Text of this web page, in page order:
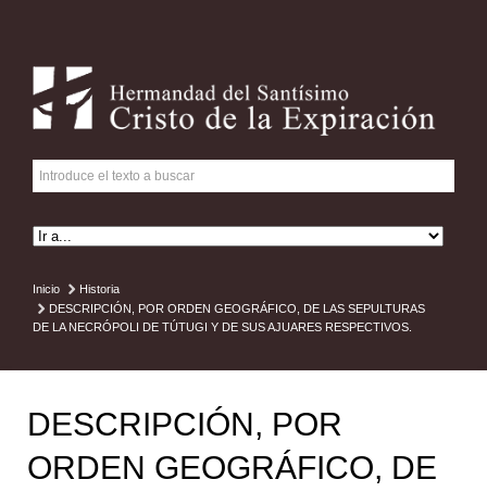
Inicio
Historia
DESCRIPCIÓN, POR ORDEN GEOGRÁFICO, DE LAS SEPULTURAS
DE LA NECRÓPOLI DE TÚTUGI Y DE SUS AJUARES RESPECTIVOS.
DESCRIPCIÓN, POR
ORDEN GEOGRÁFICO, DE